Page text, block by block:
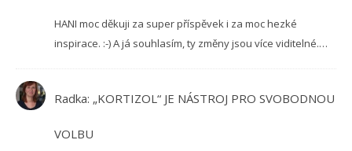
HANI moc děkuji za super příspěvek i za moc hezké
inspirace. :-) A já souhlasím, ty změny jsou více viditelné.…
Radka: „KORTIZOL“ JE NÁSTROJ PRO SVOBODNOU
VOLBU